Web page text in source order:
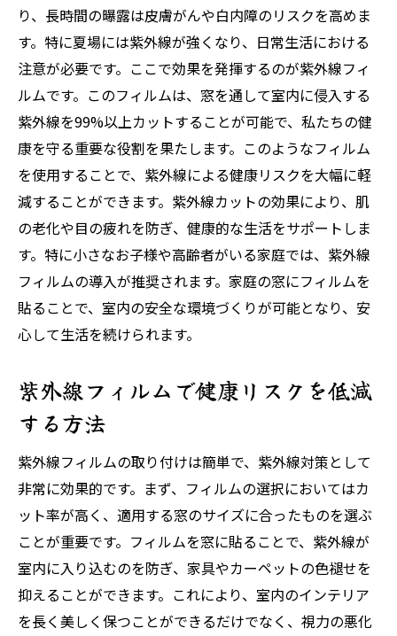
り、長時間の曝露は皮膚がんや白内障のリスクを高めま
す。特に夏場には紫外線が強くなり、日常生活における
注意が必要です。ここで効果を発揮するのが紫外線フィ
ルムです。このフィルムは、窓を通して室内に侵入する
紫外線を99%以上カットすることが可能で、私たちの健
康を守る重要な役割を果たします。このようなフィルム
を使用することで、紫外線による健康リスクを大幅に軽
減することができます。紫外線カットの効果により、肌
の老化や目の疲れを防ぎ、健康的な生活をサポートしま
す。特に小さなお子様や高齢者がいる家庭では、紫外線
フィルムの導入が推奨されます。家庭の窓にフィルムを
貼ることで、室内の安全な環境づくりが可能となり、安
心して生活を続けられます。
紫外線フィルムで健康リスクを低減
する方法
紫外線フィルムの取り付けは簡単で、紫外線対策として
非常に効果的です。まず、フィルムの選択においてはカ
ット率が高く、適用する窓のサイズに合ったものを選ぶ
ことが重要です。フィルムを窓に貼ることで、紫外線が
室内に入り込むのを防ぎ、家具やカーペットの色褪せを
抑えることができます。これにより、室内のインテリア
を長く美しく保つことができるだけでなく、視力の悪化